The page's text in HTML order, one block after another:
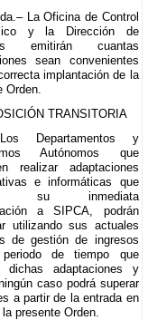
La Oficina de Control
y la Dirección de
emitirán cuantas
sean convenientes
implantación de la
Orden.
TRANSITORIA
Departamentos y
Autónomos que
realizar adaptaciones
e informáticas que
su inmediata
a SIPCA, podrán
utilizando sus actuales
de gestión de ingresos
de tiempo que
dichas adaptaciones y
caso podrá superar
a partir de la entrada en
presente Orden.